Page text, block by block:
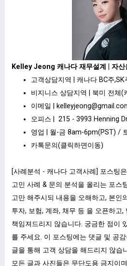
Kelley Jeong 캐나다 재무설계 | 자산
고객상담지역 | 캐나다 BC주,SK
비지니스 상담지역 | 북미 전체
이메일 |
오피스 | 215 - 3993 Henning
영업 | 월-금 8am-6pm(PST) /
카톡문의(클릭하면이동)
[사례분석 - 캐나다 고객사례] 포스팅
고민 사례 & 문의 분석을 올리는 포스
고만 해주시되 내용을 오해하고, 본인
투자, 보험, 계좌, 채무 등 을 오픈하고
책임져드리지 않습니다. 궁금한 점이
를 주세요. 이 포스팅에는 댓글 및 공
글을 통해 고객 상담을 해드리지 않습
모든 글과 사진들은 무단도용 금지이